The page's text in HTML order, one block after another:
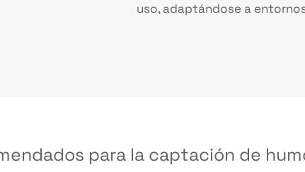
uso, adaptándose a
para la captación de